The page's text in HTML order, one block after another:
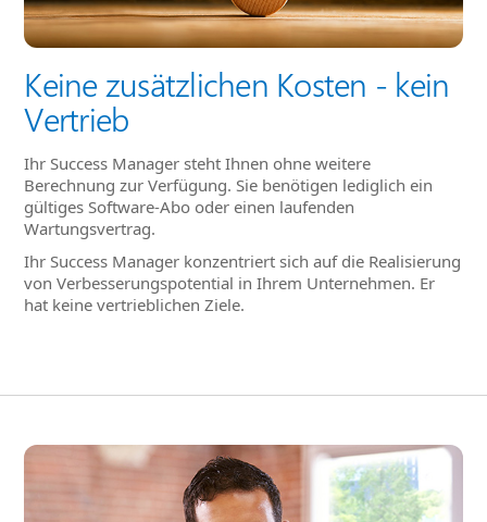
Keine zusätzlichen Kosten - kein
Vertrieb
Ihr Success Manager steht Ihnen ohne weitere
Berechnung zur Verfügung. Sie benötigen lediglich ein
gültiges Software-Abo oder einen laufenden
Wartungsvertrag.
Ihr Success Manager konzentriert sich auf die Realisierung
von Verbesserungspotential in Ihrem Unternehmen. Er
hat keine vertrieblichen Ziele.